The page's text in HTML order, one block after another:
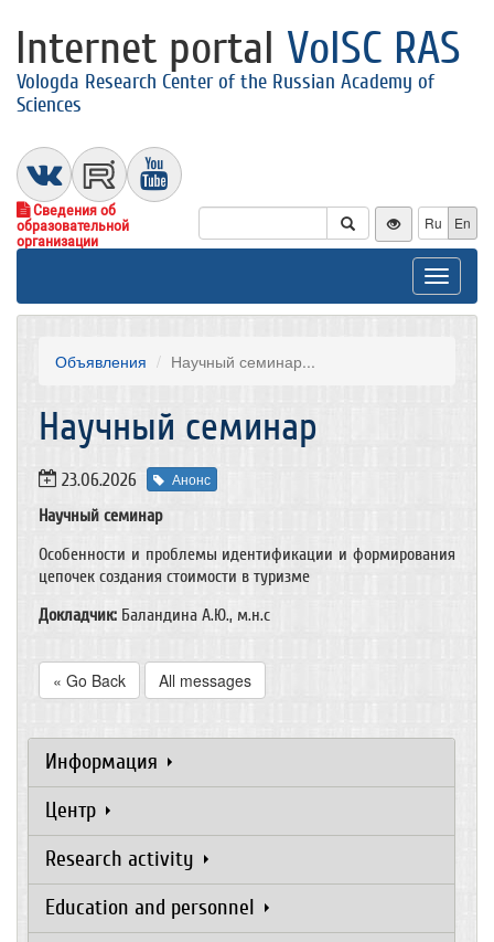
Internet portal VolSC RAS
Vologda Research Center of the Russian Academy of
Sciences
Сведения об
образовательной
организации
Ru En
Toggle
Объявления Научный семинар...
Научный семинар
23.06.2026 Анонс
Научный семинар
Особенности и проблемы идентификации и формирования
цепочек создания стоимости в туризме
Докладчик: Баландина А.Ю., м.н.с
« Go Back All messages
Информация
Центр
Research activity
Education and personnel